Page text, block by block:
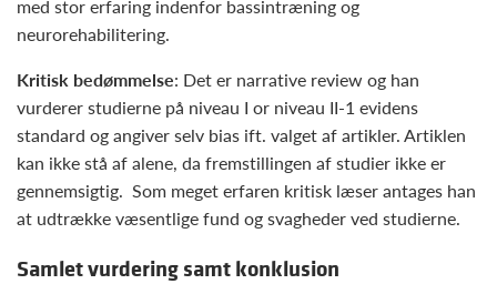
med stor erfaring indenfor bassintræning og
neurorehabilitering.
Kritisk bedømmelse: Det er narrative review og han
vurderer studierne på niveau I or niveau II-1 evidens
standard og angiver selv bias ift. valget af artikler. Artiklen
kan ikke stå af alene, da fremstillingen af studier ikke er
gennemsigtig. Som meget erfaren kritisk læser antages han
at udtrække væsentlige fund og svagheder ved studierne.
Samlet vurdering samt konklusion